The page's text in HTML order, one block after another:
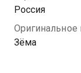
дорогие
покорить
Россия
Оригинальное
Зёма